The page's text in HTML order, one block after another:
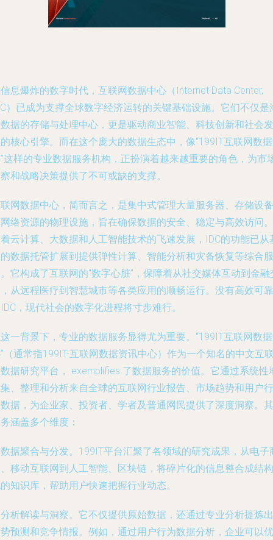
息爆炸的数字时代，互联网数据中心（Internet Data Center,
）已成为支撑全球数字经济运转的关键基础设施。它们不仅是
据的存储与处理中心，更是驱动商业智能、科技创新和社会发
核心引擎。而在这个庞大的数据生态中，像“199IT互联网数
这样的专业数据服务机构，正扮演着越来越重要的角色，为市
和战略决策提供了不可或缺的支撑。
网数据中心，简而言之，是集中式管理大量服务器、存储设备
络资源的物理设施，旨在确保数据的安全、稳定与高效访问。
云计算、大数据和人工智能技术的飞速发展，IDC的功能已从
数据托管扩展到提供弹性计算、智能分析和灾备恢复等综合服
它构成了互联网的“数字心脏”，保障着从社交媒体互动到金融
从远程医疗到智慧城市等各类应用的顺畅运行。没有高效可靠
，现代社会的数字化进程将寸步难行。
一背景下，专业的数据服务显得尤为重要。“199IT互联网数
（通常指199IT-互联网数据资讯中心）作为一个知名的中文互
据研究平台， exemplifies 了数据服务的价值。它通过系统性
、整理和分析来自全球的互联网行业报告、市场趋势和用户行
据，为企业家、投资者、学者及普通网民提供了深度洞察。其
涵盖多个维度：
据聚合与分发。199IT平台汇聚了各领域的研究成果，从电子
移动互联网到人工智能、区块链，将碎片化的信息整合成结构
知识库，帮助用户快速把握行业动态。
析解读与洞察。它不仅提供原始数据，还通过专业分析提炼出
预测和竞争情报。例如，通过用户行为数据分析，企业可以优